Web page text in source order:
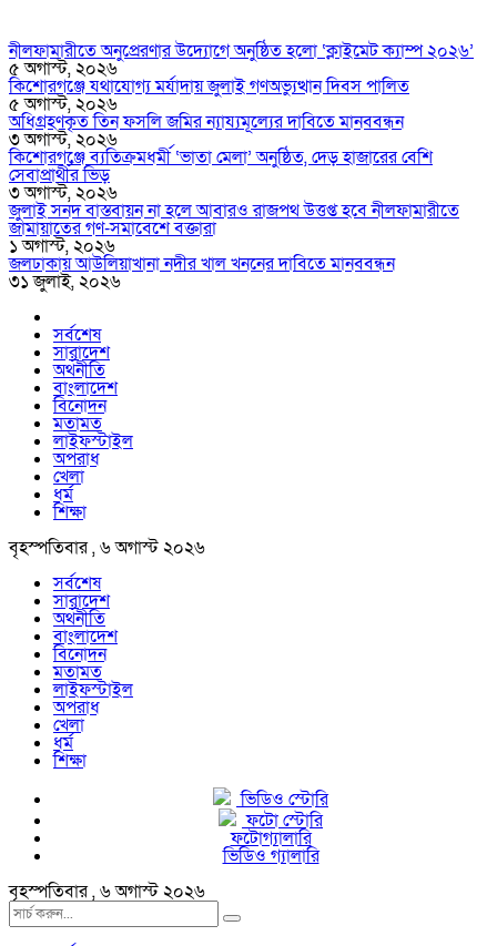
নীলফামারীতে অনুপ্রেরণার উদ্যোগে অনুষ্ঠিত হলো ‘ক্লাইমেট ক্যাম্প ২০২৬’
৫ অগাস্ট, ২০২৬
কিশোরগঞ্জে যথাযোগ্য মর্যাদায় জুলাই গণঅভ্যুত্থান দিবস পালিত
৫ অগাস্ট, ২০২৬
অধিগ্রহণকৃত তিন ফসলি জমির ন্যায্যমূল্যের দাবিতে মানববন্ধন
৩ অগাস্ট, ২০২৬
কিশোরগঞ্জে ব্যতিক্রমধর্মী ‘ভাতা মেলা’ অনুষ্ঠিত, দেড় হাজারের বেশি
সেবাপ্রার্থীর ভিড়
৩ অগাস্ট, ২০২৬
জুলাই সনদ বাস্তবায়ন না হলে আবারও রাজপথ উত্তপ্ত হবে নীলফামারীতে
জামায়াতের গণ-সমাবেশে বক্তারা
১ অগাস্ট, ২০২৬
জলঢাকায় আউলিয়াখানা নদীর খাল খননের দাবিতে মানববন্ধন
৩১ জুলাই, ২০২৬
সর্বশেষ
সারাদেশ
অর্থনীতি
বাংলাদেশ
বিনোদন
মতামত
লাইফস্টাইল
অপরাধ
খেলা
ধর্ম
শিক্ষা
বৃহস্পতিবার , ৬ অগাস্ট ২০২৬
সর্বশেষ
সারাদেশ
অর্থনীতি
বাংলাদেশ
বিনোদন
মতামত
লাইফস্টাইল
অপরাধ
খেলা
ধর্ম
শিক্ষা
ভিডিও স্টোরি
ফটো স্টোরি
ফটোগ্যালারি
ভিডিও গ্যালারি
বৃহস্পতিবার , ৬ অগাস্ট ২০২৬